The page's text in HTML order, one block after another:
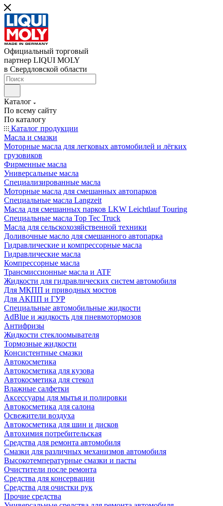
Официальный торговый
партнер LIQUI MOLY
в Свердловской области
Каталог
По всему сайту
По каталогу
Каталог продукции
Масла и смазки
Моторные масла для легковых автомобилей и лёгких
грузовиков
Фирменные масла
Универсальные масла
Специализированные масла
Моторные масла для смешанных автопарков
Специальные масла Langzeit
Масла для смешанных парков LKW Leichtlauf Touring
Специальные масла Top Tec Truck
Масла для сельскохозяйственной техники
Доливочные масло для смешанного автопарка
Гидравлические и компрессорные масла
Гидравлические масла
Компрессорные масла
Трансмиссионные масла и ATF
Жидкости для гидравлических систем автомобиля
Для МКПП и приводных мостов
Для АКПП и ГУР
Специальные автомобильные жидкости
AdBlue и жидкость для пневмотормозов
Антифризы
Жидкости стеклоомывателя
Тормозные жидкости
Консистентные смазки
Автокосметика
Автокосметика для кузова
Автокосметика для стекол
Влажные салфетки
Аксессуары для мытья и полировки
Автокосметика для салона
Освежители воздуха
Автокосметика для шин и дисков
Автохимия потребительская
Средства для ремонта автомобиля
Смазки для различных механизмов автомобиля
Высокотемпературные смазки и пасты
Очистители после ремонта
Средства для консервации
Средства для очистки рук
Прочие средства